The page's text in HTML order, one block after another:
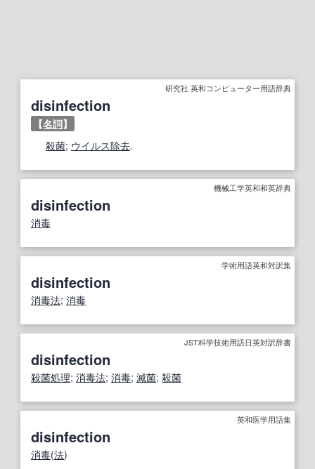
研究社 英和コンピューター用語辞典
disinfection
【名詞】
殺菌; ウイルス除去.
機械工学英和和英辞典
disinfection
消毒
学術用語英和対訳集
disinfection
消毒法; 消毒
JST科学技術用語日英対訳辞書
disinfection
殺菌処理; 消毒法; 消毒; 滅菌; 殺菌
英和医学用語集
disinfection
消毒(法)